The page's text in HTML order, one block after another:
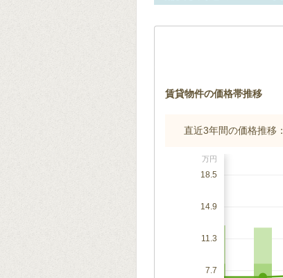
賃貸物件の価格帯推移
直近3年間の価格推移：
万円
18.5
14.9
11.3
7.7